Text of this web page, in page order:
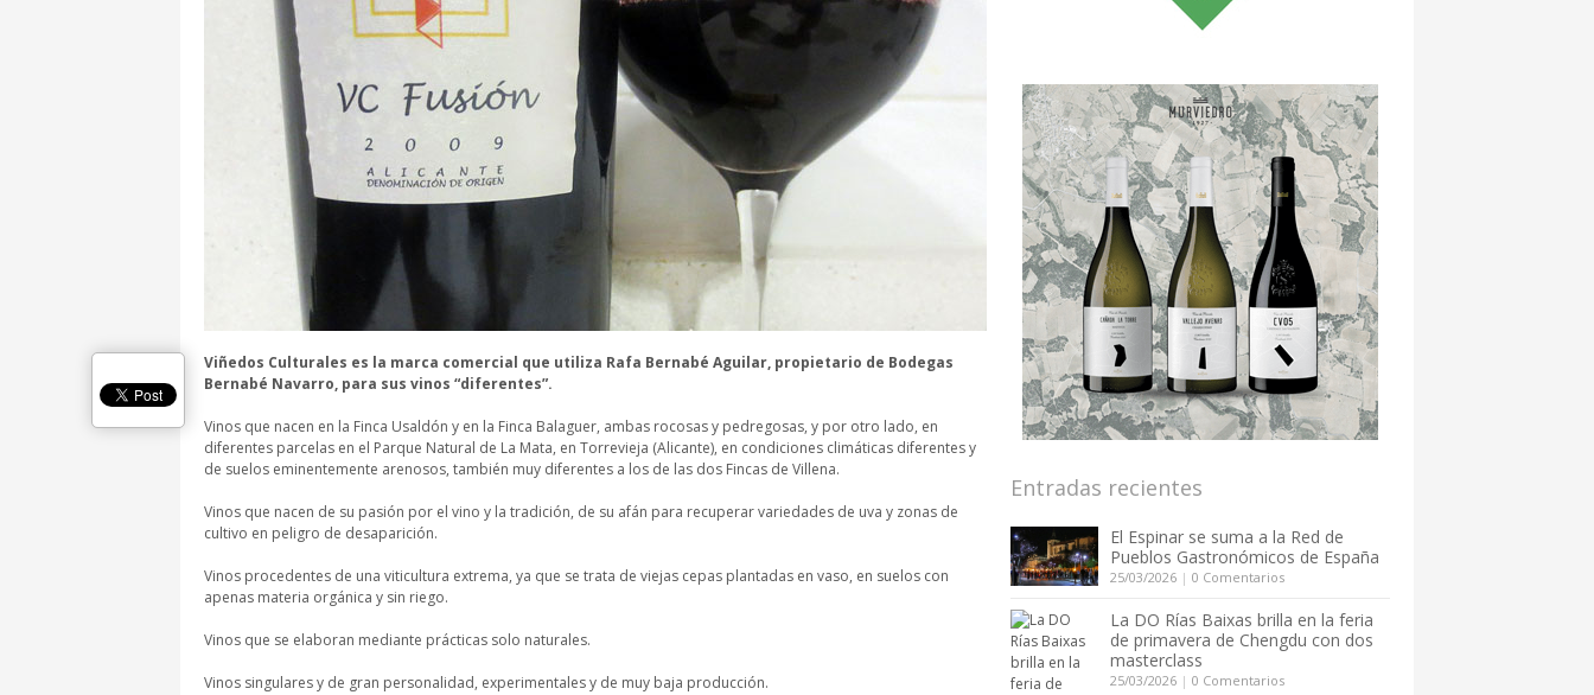
Viñedos Culturales es la marca comercial que utiliza Rafa Bernabé Aguilar, propietario de Bodegas
Bernabé Navarro, para sus vinos “diferentes”.
Vinos que nacen en la Finca Usaldón y en la Finca Balaguer, ambas rocosas y pedregosas, y por otro lado, en
diferentes parcelas en el Parque Natural de La Mata, en Torrevieja (Alicante), en condiciones climáticas diferentes y
de suelos eminentemente arenosos, también muy diferentes a los de las dos Fincas de Villena.
Vinos que nacen de su pasión por el vino y la tradición, de su afán para recuperar variedades de uva y zonas de
cultivo en peligro de desaparición.
Vinos procedentes de una viticultura extrema, ya que se trata de viejas cepas plantadas en vaso, en suelos con
apenas materia orgánica y sin riego.
Vinos que se elaboran mediante prácticas solo naturales.
Vinos singulares y de gran personalidad, experimentales y de muy baja producción.
Entradas recientes
El Espinar se suma a la Red de
Pueblos Gastronómicos de España
25/03/2026 | 0 Comentarios
La DO Rías Baixas brilla en la feria
de primavera de Chengdu con dos
masterclass
25/03/2026 | 0 Comentarios